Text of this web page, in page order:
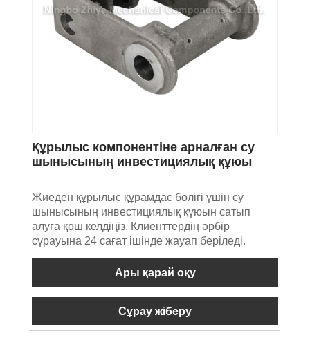
Құрылыс компонентіне арналған су
шынысының инвестициялық құюы
Жиеден құрылыс құрамдас бөлігі үшін су
шынысының инвестициялық құюын сатып
алуға қош келдіңіз. Клиенттердің әрбір
сұрауына 24 сағат ішінде жауап беріледі.
Ары қарай оқу
Сұрау жіберу